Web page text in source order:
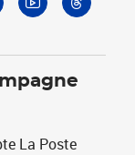
La Poste